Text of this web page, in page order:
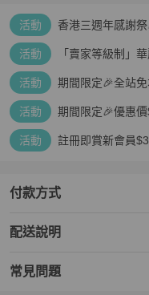
活動
香港三週年感謝
活動 「賣家等級制」
活動 期間限定🎉全站
活動 期間限定🎉優惠
活動 註冊即賞新會員
付款方式
配送說明
常見問題